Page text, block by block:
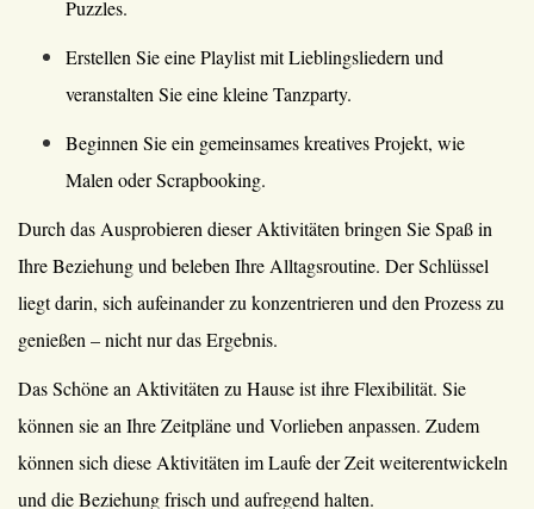
Puzzles.
Erstellen Sie eine Playlist mit Lieblingsliedern und
veranstalten Sie eine kleine Tanzparty.
Beginnen Sie ein gemeinsames kreatives Projekt, wie
Malen oder Scrapbooking.
Durch das Ausprobieren dieser Aktivitäten bringen Sie Spaß in
Ihre Beziehung und beleben Ihre Alltagsroutine. Der Schlüssel
liegt darin, sich aufeinander zu konzentrieren und den Prozess zu
genießen – nicht nur das Ergebnis.
Das Schöne an Aktivitäten zu Hause ist ihre Flexibilität. Sie
können sie an Ihre Zeitpläne und Vorlieben anpassen. Zudem
können sich diese Aktivitäten im Laufe der Zeit weiterentwickeln
und die Beziehung frisch und aufregend halten.